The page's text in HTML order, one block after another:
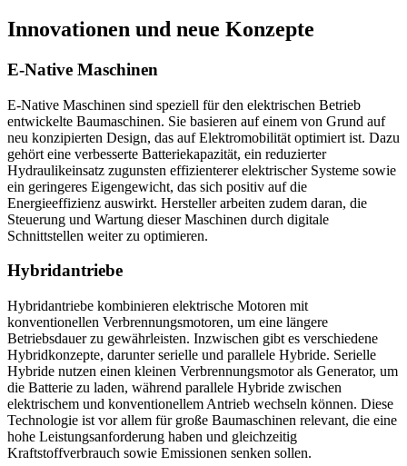
Innovationen und neue Konzepte
E-Native Maschinen
E-Native Maschinen sind speziell für den elektrischen Betrieb
entwickelte Baumaschinen. Sie basieren auf einem von Grund auf
neu konzipierten Design, das auf Elektromobilität optimiert ist. Dazu
gehört eine verbesserte Batteriekapazität, ein reduzierter
Hydraulikeinsatz zugunsten effizienterer elektrischer Systeme sowie
ein geringeres Eigengewicht, das sich positiv auf die
Energieeffizienz auswirkt. Hersteller arbeiten zudem daran, die
Steuerung und Wartung dieser Maschinen durch digitale
Schnittstellen weiter zu optimieren.
Hybridantriebe
Hybridantriebe kombinieren elektrische Motoren mit
konventionellen Verbrennungsmotoren, um eine längere
Betriebsdauer zu gewährleisten. Inzwischen gibt es verschiedene
Hybridkonzepte, darunter serielle und parallele Hybride. Serielle
Hybride nutzen einen kleinen Verbrennungsmotor als Generator, um
die Batterie zu laden, während parallele Hybride zwischen
elektrischem und konventionellem Antrieb wechseln können. Diese
Technologie ist vor allem für große Baumaschinen relevant, die eine
hohe Leistungsanforderung haben und gleichzeitig
Kraftstoffverbrauch sowie Emissionen senken sollen.